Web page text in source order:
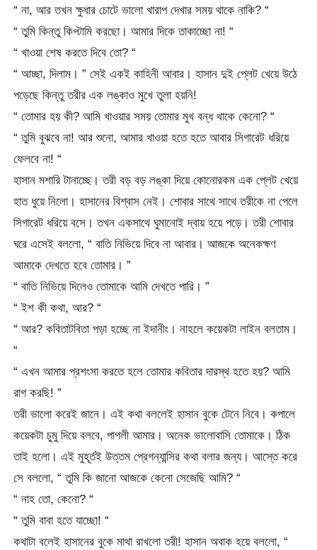
“ না, আর তখন ক্ষুধার চোটে ভালো খারাপ দেখার সময় থাকে নাকি? “
“ তুমি কিন্তু কিপ্টামি করছো। আমার দিকে তাকাচ্ছো না! “
“ খাওয়া শেষ করতে দিবে তো? “
“ আচ্ছা, দিলাম। ” সেই একই কাহিনী আবার। হাসান দুই প্লেট খেয়ে উঠে
পড়েছে কিন্তু তরীর এক লঙ্কাও মুখে তুলা হয়নি!
“ তোমার হয় কী? আমি খাওয়ার সময় তোমার মুখ বন্ধ থাকে কেনো? “
“ তুমি বুঝবে না! আর শুনো, আমার খাওয়া হতে হতে আবার সিগারেট ধরিয়ে
ফেলবে না! “
হাসান মশারি টানাচ্ছে। তরী বড় বড় লঙ্কা দিয়ে কোনোরকম এক প্লেট খেয়ে
হাত ধুয়ে নিলো। হাসানের বিশ্বাস নেই। শোবার সাথে সাথে তরীকে না পেলে
সিগারেট ধরিয়ে বসে। তখন একসাথে ঘুমানোই দ্বায় হয়ে পড়ে। তরী শোবার
ঘরে এসেই বললো, “ বাতি নিভিয়ে দিবে না আবার। আজকে অনেকক্ষণ
আমাকে দেখতে হবে তোমার। ”
“ বাতি নিভিয়ে দিলেও তোমাকে আমি দেখতে পারি। ”
“ ইশ কী কথা, আর? “
“ আর? কবিতাটবিতা পড়া হচ্ছে না ইদানীং। নাহলে কয়েকটা লাইন বলতাম।
“
“ এখন আমার প্রশংসা করতে হলে তোমার কবিতার দারস্থ হতে হয়? আমি
রাগ করছি! ”
তরী ভালো করেই জানে। এই কথা বললেই হাসান বুকে টেনে নিবে। কপালে
কয়েকটা চুমু দিয়ে বলবে, পাগলী আমার। অনেক ভালোবাসি তোমাকে। ঠিক
তাই হলো। এই মুহূর্তই উত্তম প্রেগন্যান্সির কথা বলার জন্য। আস্তে করে
সে বললো, “ তুমি কি জানো আজকে কেনো সেজেছি আমি? “
“ নাহ তো, কেনো? “
“ তুমি বাবা হতে যাচ্ছো! “
কথাটা বলেই হাসানের বুকে মাথা রাখলো তরী! হাসান অবাক হয়ে বললো, “